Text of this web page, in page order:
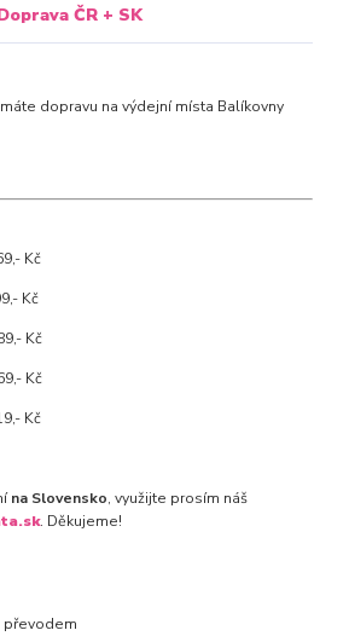
ČR + SK
máte dopravu na výdejní místa Balíkovny
Kč
Kč
Kč
Kč
Kč
na Slovensko, využijte prosím náš
. Děkujeme!
převodem